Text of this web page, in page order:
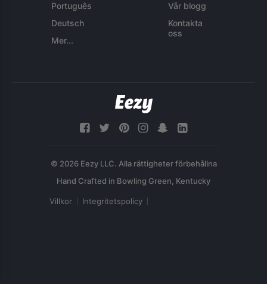
Português
Deutsch
Mer...
Vår blogg
Kontakta
oss
© 2026 Eezy LLC. Alla rättigheter förbehållna
Villkor Integritetspolicy